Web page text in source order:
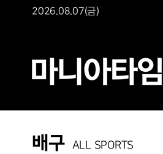
2026.08.07(금)
배구 ALL SPORTS